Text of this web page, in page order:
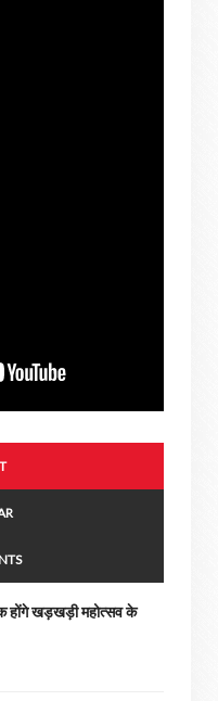
होंगे खड़खड़ी महोत्सव के